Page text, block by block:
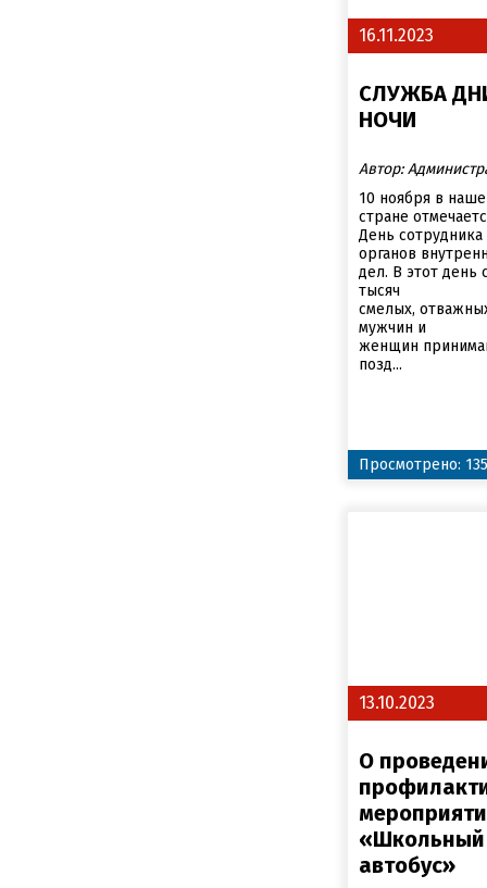
16.11.2023
СЛУЖБА
НОЧИ
Автор:
10 ноября в
стране
День сотрудника
органов
дел. В этот день
тысяч
смелых,
мужчин и
женщин
позд...
Просмотрено:
13.10.2023
О
«Школьный
автобус»